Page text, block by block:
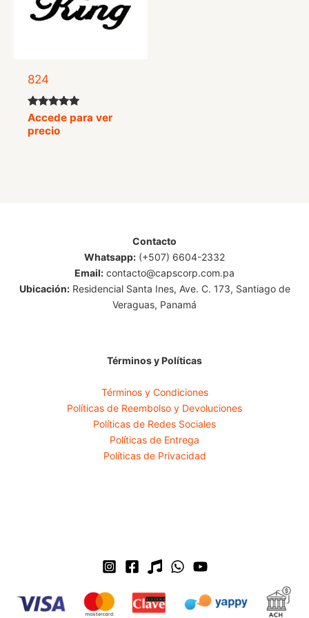
824
Valorado
con
5.00
Accede para ver
precio
Contacto
Whatsapp: (+507) 6604-2332
Email: contacto@capscorp.com.pa
Ubicación:Residencial Santa Ines, Ave. C. 173, Santiago de
Veraguas, Panamá
Términos y Políticas
Términos y Condiciones
Políticas de Reembolso y Devoluciones
Políticas de Redes Sociales
Políticas de Entrega
Políticas de Privacidad